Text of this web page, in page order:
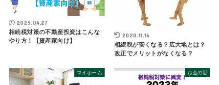
2025.04.27
相続税対策の不動産投資はこんな
やり方！【資産家向け】
2020.11.16
相続税が安くなる？広大地とは？
改正でメリットがなくなる？
マイホーム お金の話